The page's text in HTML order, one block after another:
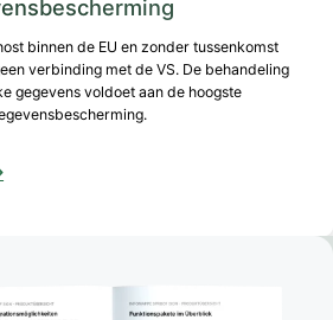
binnen de EU en zonder tussenkomst
verbinding met de VS. De behandeling
gegevens voldoet aan de hoogste